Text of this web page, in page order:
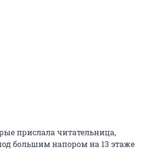
прислала читательница,
большим напором на 13 этаже